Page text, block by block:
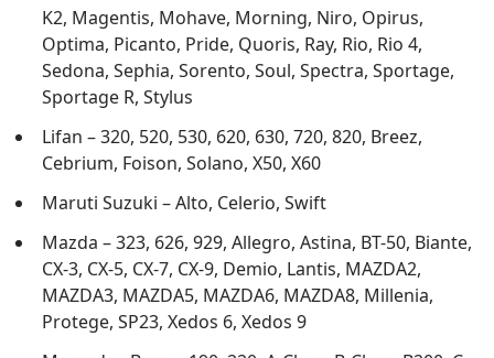
K2, Magentis, Mohave, Morning, Niro, Opirus,
Optima, Picanto, Pride, Quoris, Ray, Rio, Rio 4,
Sedona, Sephia, Sorento, Soul, Spectra, Sportage,
Sportage R, Stylus
Lifan – 320, 520, 530, 620, 630, 720, 820, Breez,
Cebrium, Foison, Solano, X50, X60
Maruti Suzuki – Alto, Celerio, Swift
Mazda – 323, 626, 929, Allegro, Astina, BT-50, Biante,
CX-3, CX-5, CX-7, CX-9, Demio, Lantis, MAZDA2,
MAZDA3, MAZDA5, MAZDA6, MAZDA8, Millenia,
Protege, SP23, Xedos 6, Xedos 9